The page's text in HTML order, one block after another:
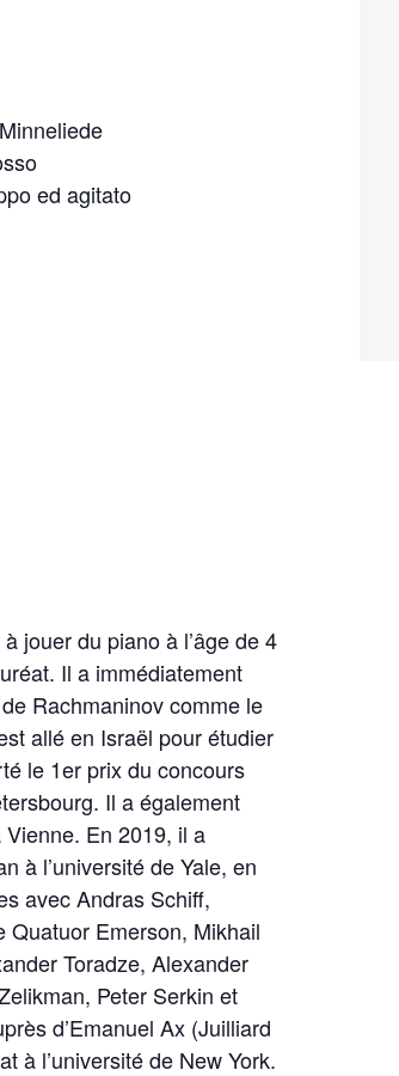
ed agitato
jouer du piano à l’âge de 4
Il a immédiatement
Rachmaninov comme le
allé en Israël pour étudier
le 1er prix du concours
Il a également
En 2019, il a
à l’université de Yale, en
avec Andras Schiff,
Quatuor Emerson, Mikhail
Toradze, Alexander
Peter Serkin et
d’Emanuel Ax (Juilliard
à l’université de New York.